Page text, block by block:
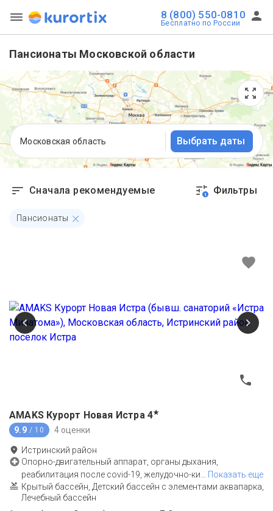
8 (800) 550-0810
Бесплатно по России
Пансионаты Московской области
Московская область Выбрать даты
Сначала рекомендуемые 1 Фильтры
Пансионаты
AMAKS Курорт Новая Истра 4★
9.9 / 10 4 оценки
Истринский район
Опорно-двигательный аппарат, органы дыхания,
реабилитация после covid-19, желудочно-ки
Показать еще
Крытый бассейн, Детский бассейн с элементами аквапарка,
Лечебный бассейн